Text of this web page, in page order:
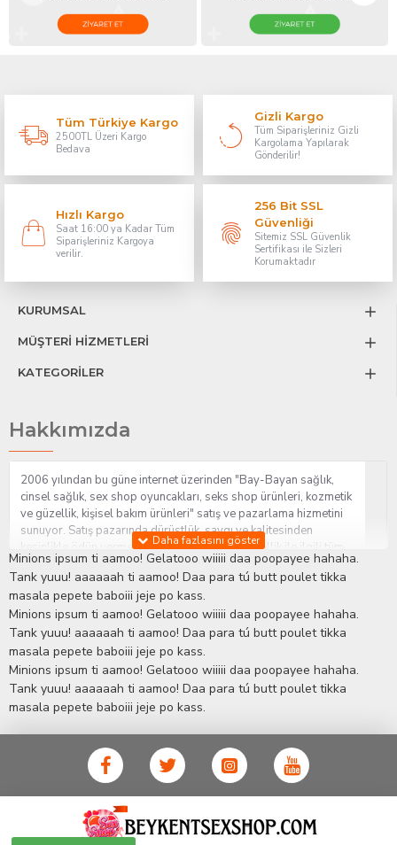
Tüm Türkiye Kargo
2500TL Üzeri Kargo
Bedava
Gizli Kargo
Tüm Siparişleriniz Gizli
Kargolama Yapılarak
Gönderilir!
Hızlı Kargo
Saat 16:00 ya Kadar Tüm
Siparişleriniz Kargoya
verilir.
256 Bit SSL
Güvenliği
Sitemiz SSL Güvenlik
Sertifikası ile Sizleri
Korumaktadır
KURUMSAL
MÜŞTERİ HİZMETLERİ
KATEGORİLER
Hakkımızda
2006 yılından bu güne internet üzerinden "Bay-Bayan sağlık,
cinsel sağlık, sex shop oyuncakları, seks shop ürünleri, kozmetik
ve güzellik, kişisel bakım ürünleri" satış ve pazarlama hizmetini
sunuyor. Satış pazarında dürüstlük, saygı ve kalitesinden
kesinlikle ödün vermeden hizmet sağlık ve güzellik ile ilgili tüm
sorularınıza anında cevap verebilen Yetkin ve uzman kadrosu ile
ihtiyaçlarınızı en uygun fiyat ve taksit seçenekleriyle karşılıyor.
İstanbul beylikdüzü Erotik Shop sitemizde insan odaklı çalışma
stratejimiz ile müşterilerimizin yaşamlarında mutlu, sağlıklı ve
bakımlı olmaları için onlara sağlık ve güzellik danışmanlığı
sağlıyoruz.Sex ShopAlışveriş sitemiz Erotik Shop sektöründeki
gelişmeleri ve yenilikleri çok yakından takip etmesi, yaklaşık
5000'e yakın geniş ürün yelpazesi ile Türkiye'de bu sektörde
kendi alanımızda en geniş ürün gurubuna sahip ender
mağazalardan biri olması, müşteri memnuniyetini her zaman ön
planda tutan yaklaşımcı ve yenilikçi servislerin geliştirilmesi
konusundaki becerileri ile kendisine Cinsel Ürün hayatında lider
ve kalıcı bir yer edinmiştir.
Minions ipsum ti aamoo! Gelatooo wiiiii daa poopayee hahaha.
Tank yuuu! aaaaaah ti aamoo! Daa para tú butt poulet tikka
masala pepete baboiii jeje po kass.
Minions ipsum ti aamoo! Gelatooo wiiiii daa poopayee hahaha.
Tank yuuu! aaaaaah ti aamoo! Daa para tú butt poulet tikka
masala pepete baboiii jeje po kass.
Minions ipsum ti aamoo! Gelatooo wiiiii daa poopayee hahaha.
Tank yuuu! aaaaaah ti aamoo! Daa para tú butt poulet tikka
masala pepete baboiii jeje po kass.